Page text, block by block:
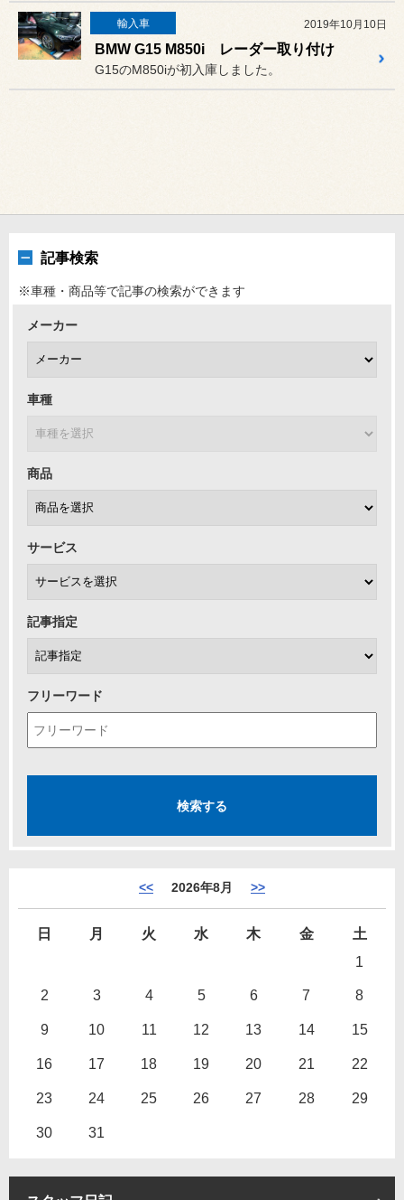
輸入車 2019年10月10日
BMW G15 M850i レーダー取り付け
G15のM850iが初入庫しました。
記事検索
※車種・商品等で記事の検索ができます
メーカー
車種
商品
サービス
記事指定
フリーワード
<< 2026年8月 >>
日 月 火 水 木 金
土
1
2 3 4 5 6 7 8
9 10 11 12 13 14 15
16 17 18 19 20 21 22
23 24 25 26 27 28 29
30 31